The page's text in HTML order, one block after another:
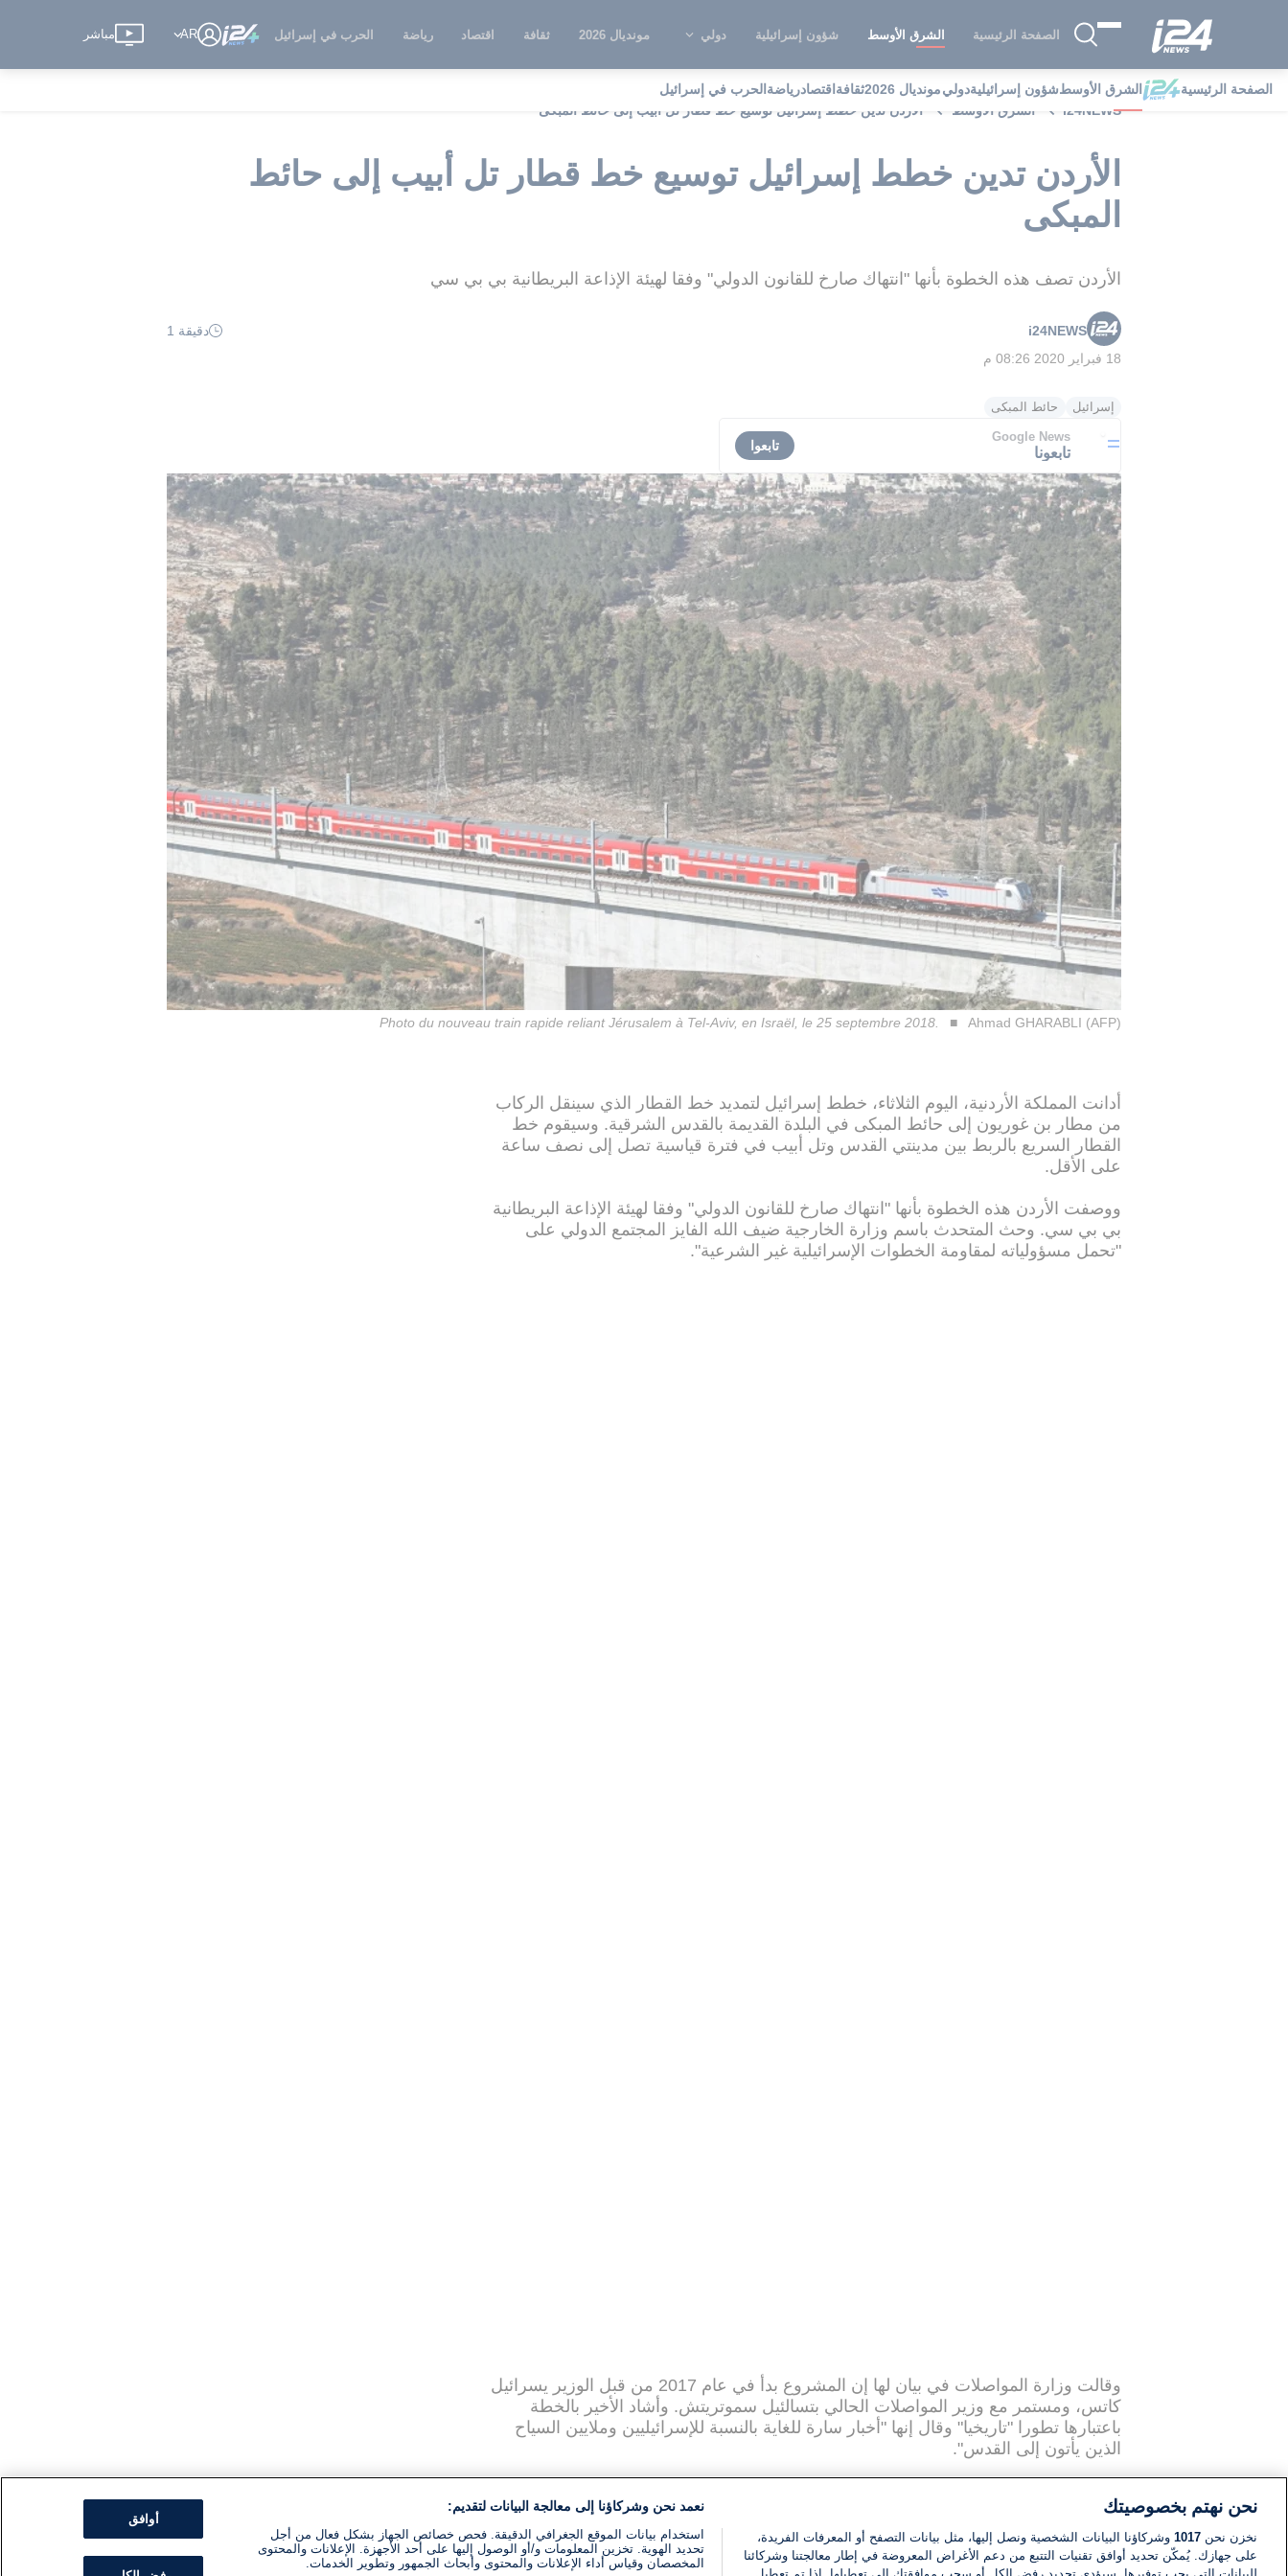
الصفحة الرئيسية الشرق الأوسط شؤون إسرائيلية دولي مونديال 2026 ثقافة اقتصاد رياضة الحرب في إسرائيل AR مباشر
الصفحة الرئيسية الشرق الأوسطشؤون إسرائيليةدوليمونديال 2026 ثقافة اقتصادرياضة الحرب في إسرائيل
i24NEWS
الشرق الأوسط الأردن تدين خطط إسرائيل توسيع خط قطار تل أبيب إلى حائط المبكى
الأردن تدين خطط إسرائيل توسيع خط قطار تل أبيب إلى حائط
المبكى
الأردن تصف هذه الخطوة بأنها "انتهاك صارخ للقانون الدولي" وفقا لهيئة الإذاعة البريطانية بي بي سي
i24NEWS
دقيقة 1
18 فبراير 2020 08:26 م
إسرائيل حائط المبكى
Google News
تابعونا تابعوا
Photo du nouveau train rapide reliant Jérusalem à Tel-Aviv, en Israël, le 25 septembre 2018. Ahmad GHARABLI (AFP)
أدانت المملكة الأردنية، اليوم الثلاثاء، خطط إسرائيل لتمديد خط القطار الذي سينقل الركاب
من مطار بن غوريون إلى حائط المبكى في البلدة القديمة بالقدس الشرقية. وسيقوم خط
القطار السريع بالربط بين مدينتي القدس وتل أبيب في فترة قياسية تصل إلى نصف ساعة
على الأقل.
ووصفت الأردن هذه الخطوة بأنها "انتهاك صارخ للقانون الدولي" وفقا لهيئة الإذاعة البريطانية
بي بي سي. وحث المتحدث باسم وزارة الخارجية ضيف الله الفايز المجتمع الدولي على
"تحمل مسؤولياته لمقاومة الخطوات الإسرائيلية غير الشرعية".
وقالت وزارة المواصلات في بيان لها إن المشروع بدأ في عام 2017 من قبل الوزير يسرائيل
كاتس، ومستمر مع وزير المواصلات الحالي بتسالئيل سموتريتش. وأشاد الأخير بالخطة
باعتبارها تطورا "تاريخيا" وقال إنها "أخبار سارة للغاية بالنسبة للإسرائيليين وملايين السياح
الذين يأتون إلى القدس".
"دونالد جون ترامب" على محطة القطار السريع التي سيتم بناؤها قرب حائط المبكى في
البلدة القديمة في القدس الشرقية. وتشمل الخطة النهائية لمشروع القطار السريع المتجه
نحو حائط المبكى نفقا تحت الأرض بطول ثلاثة كيلومترات وستربط المحطة القطار السريع
نحن نهتم بخصوصيتك
نخزن نحن 1017 وشركاؤنا البيانات الشخصية ونصل إليها، مثل بيانات التصفح أو المعرفات الفريدة،
على جهازك. يُمكّن تحديد أوافق تقنيات التتبع من دعم الأغراض المعروضة في إطار معالجتنا وشركائنا
نعمد نحن وشركاؤنا إلى معالجة البيانات لتقديم:
استخدام بيانات الموقع الجغرافي الدقيقة. فحص خصائص الجهاز بشكل فعال من أجل
تحديد الهوية. تخزين المعلومات و/أو الوصول إليها على أحد الأجهزة. الإعلانات والمحتوى
المخصصان وقياس أداء الإعلانات والمحتوى وأبحاث الجمهور وتطوير الخدمات.
أوافق